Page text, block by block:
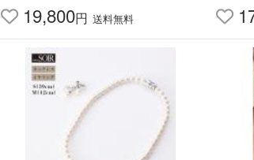
19,800円 送料無料